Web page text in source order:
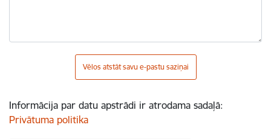
Vēlos atstāt savu e-pastu saziņai
Informācija par datu apstrādi ir atrodama sadaļā:
Privātuma politika